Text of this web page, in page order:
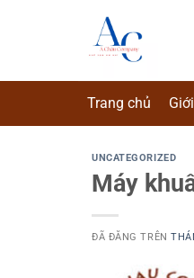
dung
Trang chủ
UNCATEGORIZED
Máy
ĐÃ ĐĂNG TRÊN